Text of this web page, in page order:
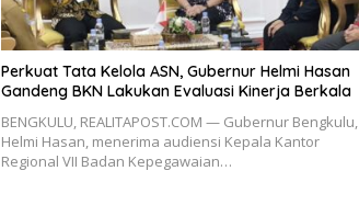
Perkuat Tata Kelola ASN, Gubernur Helmi Hasan
Gandeng BKN Lakukan Evaluasi Kinerja Berkala
BENGKULU, REALITAPOST.COM — Gubernur Bengkulu,
Helmi Hasan, menerima audiensi Kepala Kantor
Regional VII Badan Kepegawaian…